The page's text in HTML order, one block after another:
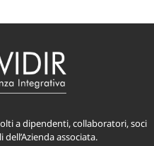
a dipendenti, collaboratori, soci